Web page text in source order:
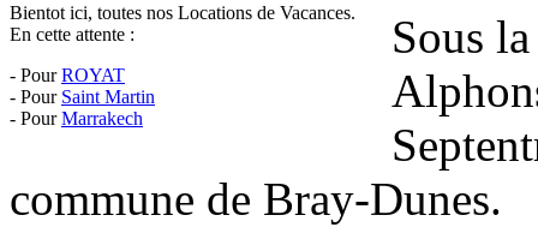
Bientot ici, toutes nos Locations de Vacances.
En cette attente :
- PourROYAT
- Pour Saint Martin
- PourMarrakech
Sous
commune de Bray-Dunes.